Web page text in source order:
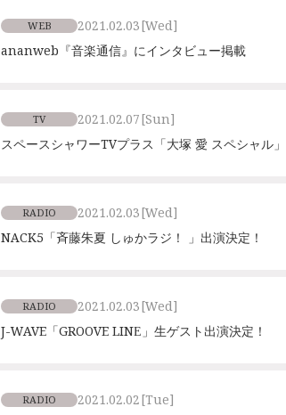
WEB 2021.02.03[Wed]
ananweb『音楽通信』にインタビュー掲載
TV 2021.02.07[Sun]
スペースシャワーTVプラス「大塚 愛 スペシャル」
RADIO 2021.02.03[Wed]
NACK5「斉藤朱夏 しゅかラジ！ 」出演決定！
RADIO 2021.02.03[Wed]
J-WAVE「GROOVE LINE」生ゲスト出演決定！
RADIO 2021.02.02[Tue]